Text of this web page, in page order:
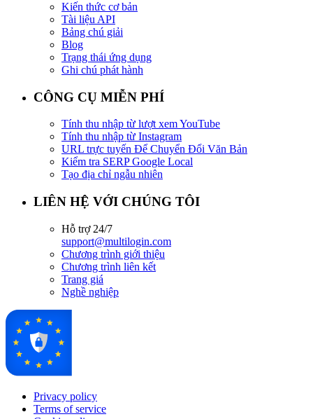
Kiến thức cơ bản
Tài liệu API
Bảng chú giải
Blog
Trạng thái ứng dụng
Ghi chú phát hành
CÔNG CỤ MIỄN PHÍ
Tính thu nhập từ lượt xem YouTube
Tính thu nhập từ Instagram
URL trực tuyến Để Chuyển Đổi Văn Bản
Kiểm tra SERP Google Local
Tạo địa chỉ ngẫu nhiên
LIÊN HỆ VỚI CHÚNG TÔI
Hỗ trợ 24/7
support@multilogin.com
Chương trình giới thiệu
Chương trình liên kết
Trang giá
Nghề nghiệp
Privacy policy
Terms of service